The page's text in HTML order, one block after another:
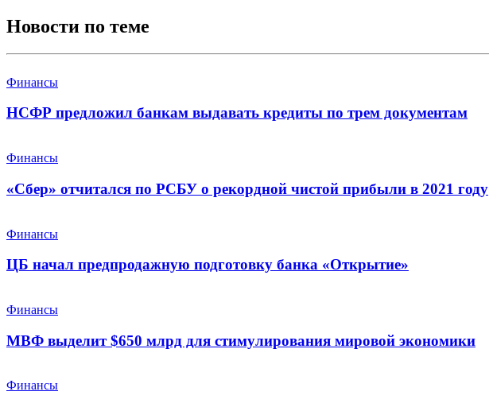
Новости по теме
Финансы
НСФР предложил банкам выдавать кредиты по трем документам
Финансы
«Сбер» отчитался по РСБУ о рекордной чистой прибыли в 2021 году
Финансы
ЦБ начал предпродажную подготовку банка «Открытие»
Финансы
МВФ выделит $650 млрд для стимулирования мировой экономики
Финансы